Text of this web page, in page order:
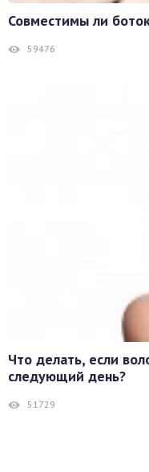
Совместимы ли
59476
Что делать, если
следующий день?
51729